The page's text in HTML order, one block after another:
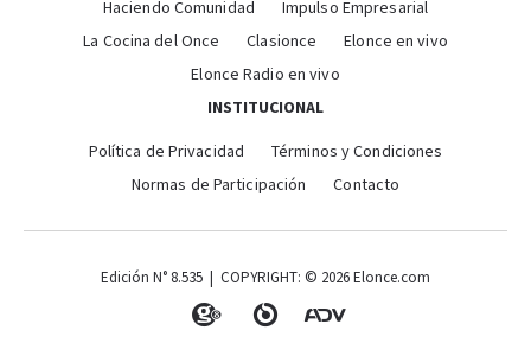
Haciendo Comunidad
Impulso Empresarial
La Cocina del Once
Clasionce
Elonce en vivo
Elonce Radio en vivo
INSTITUCIONAL
Política de Privacidad
Términos y Condiciones
Normas de Participación
Contacto
Edición N° 8.535 | COPYRIGHT: © 2026 Elonce.com